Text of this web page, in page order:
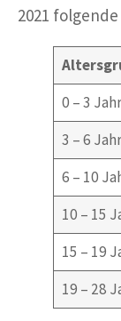
2021 folgende
0 – 3
3 – 6
6 – 10
10 – 15
15 – 19
19 – 28